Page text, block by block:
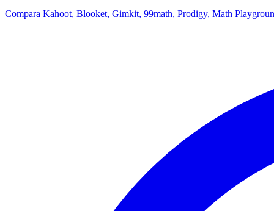
Compara Kahoot, Blooket, Gimkit, 99math, Prodigy, Math